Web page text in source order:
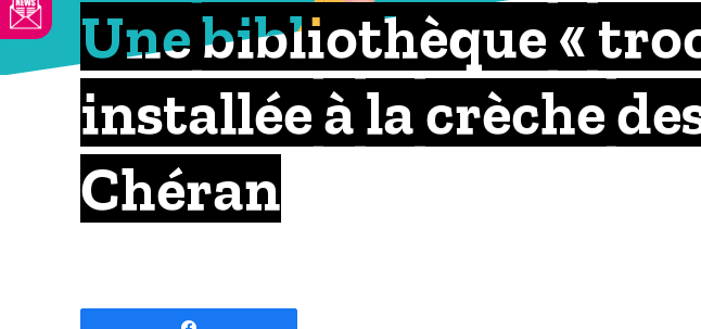
Une bibliothèque «
installée à la crèche
Chéran